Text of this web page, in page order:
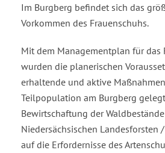
Im Burgberg befindet sich das
Vorkommen des Frauenschuhs.
Mit dem Managementplan für das
wurden die planerischen
erhaltende und aktive
Teilpopulation am Burgberg
Bewirtschaftung der
Niedersächsischen Landesforsten
auf die Erfordernisse des